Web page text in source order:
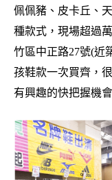
佩佩豬 、 皮卡丘 、
種款式，現場超過
竹區中正路27號(近
孩鞋款一次買齊，
有興趣的快把握機